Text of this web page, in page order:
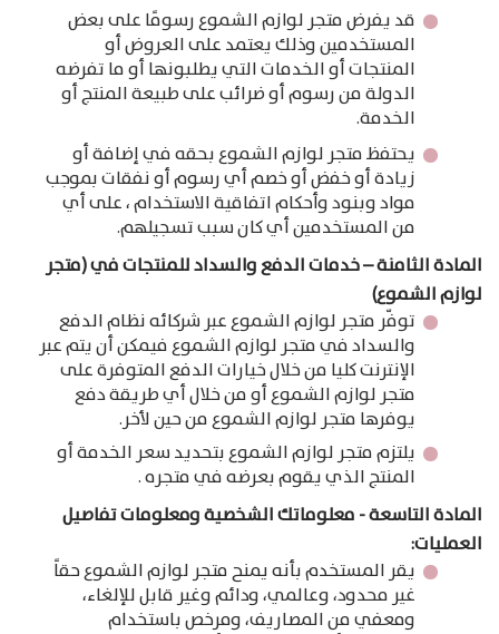
قد يفرض متجر لوازم الشموع رسومًا على بعض
المستخدمين وذلك يعتمد على العروض أو
المنتجات أو الخدمات التي يطلبونها أو ما تفرضه
الدولة من رسوم أو ضرائب على طبيعة المنتج أو
الخدمة.
يحتفظ متجر لوازم الشموع بحقه في إضافة أو
زيادة أو خفض أو خصم أي رسوم أو نفقات بموجب
مواد وبنود وأحكام اتفاقية الاستخدام ، على أي
من المستخدمين أي كان سبب تسجيلهم.
المادة الثامنة – خدمات الدفع والسداد للمنتجات في (متجر
لوازم الشموع)
توفّر متجر لوازم الشموع عبر شركائه نظام الدفع
والسداد في متجر لوازم الشموع فيمكن أن يتم عبر
الإنترنت كليا من خلال خيارات الدفع المتوفرة على
متجر لوازم الشموع أو من خلال أي طريقة دفع
يوفرها متجر لوازم الشموع من حين لأخر.
يلتزم متجر لوازم الشموع بتحديد سعر الخدمة أو
المنتج الذي يقوم بعرضه في متجره .
المادة التاسعة - معلوماتك الشخصية ومعلومات تفاصيل
العمليات:
يقر المستخدم بأنه يمنح متجر لوازم الشموع حقاً
غير محدود، وعالمي، ودائم وغير قابل للإلغاء،
ومعفي من المصاريف، ومرخص باستخدام